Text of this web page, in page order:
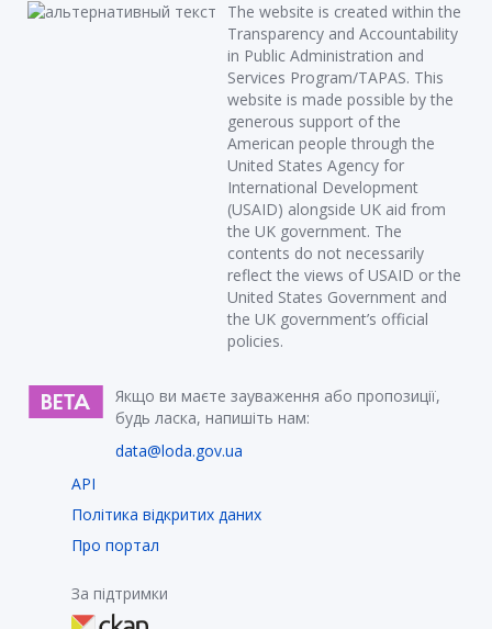
The website is created within the
Transparency and Accountability
in Public Administration and
Services Program/TAPAS. This
website is made possible by the
generous support of the
American people through the
United States Agency for
International Development
(USAID) alongside UK aid from
the UK government. The
contents do not necessarily
reflect the views of USAID or the
United States Government and
the UK government’s official
policies.
Якщо ви маєте зауваження або пропозиції,
будь ласка, напишіть нам:
data@loda.gov.ua
API
Політика відкритих даних
Про портал
За підтримки